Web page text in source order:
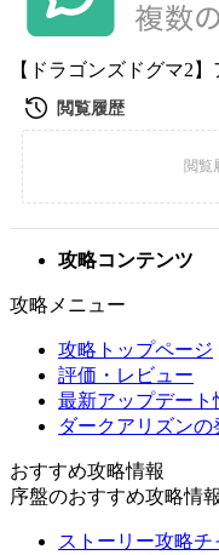
【ドラゴンズドグマ2
攻略コンテンツ
攻略メニュー
攻略トップページ
評価・レビュー
最新アップデート
ダークアリズンの
おすすめ攻略情報
序盤のおすすめ攻略情報
ストーリー攻略チ